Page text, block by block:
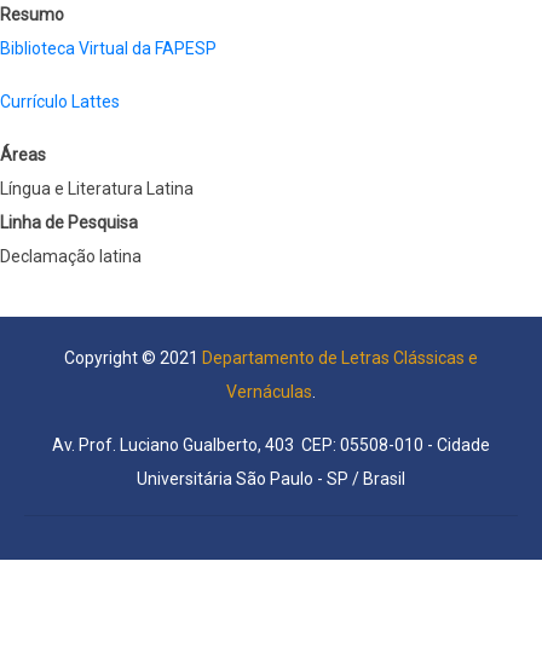
Resumo
Biblioteca Virtual da FAPESP
Currículo Lattes
Áreas
Língua e Literatura Latina
Linha de Pesquisa
Declamação latina
Copyright © 2021 Departamento de Letras Clássicas e
Vernáculas
Av. Prof. Luciano Gualberto, 403 CEP: 05508-010 - Cidade
Universitária São Paulo - SP / Brasil